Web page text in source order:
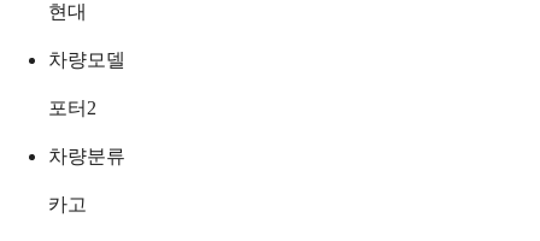
현대
차량모델
포터2
차량분류
카고